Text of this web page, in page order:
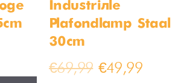
Tommy opbouwspot
wandlamp GU10 IP54
Op voorraad